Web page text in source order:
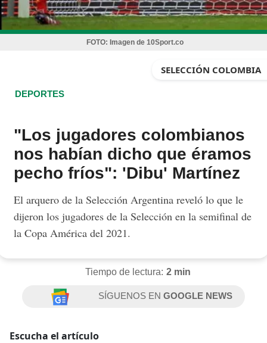
FOTO: Imagen de 10Sport.co
SELECCIÓN COLOMBIA
DEPORTES
"Los jugadores colombianos
nos habían dicho que éramos
pecho fríos": 'Dibu' Martínez
El arquero de la Selección Argentina reveló lo que le
dijeron los jugadores de la Selección en la semifinal de
la Copa América del 2021.
Tiempo de lectura: 2 min
SÍGUENOS ENGOOGLE NEWS
Escucha el artículo